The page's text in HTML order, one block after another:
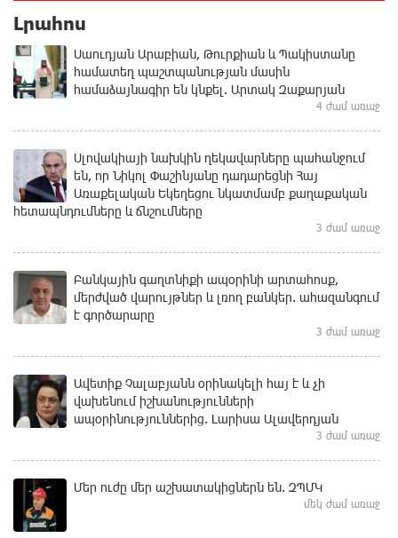
Լրահոս
Սաուդյան Արաբիան, Թուրքիան և Պակիստանը
համատեղ պաշտպանության մասին
համաձայնագիր են կնքել. Արտակ Զաքարյան
4 ժամ առաջ
Սլովակիայի նախկին ղեկավարները պահանջում
են, որ Նիկոլ Փաշինյանը դադարեցնի Հայ
Առաքելական Եկեղեցու նկատմամբ քաղաքական
հետապնդումները և ճնշումները
3 ժամ առաջ
Բանկային գաղտնիքի ապօրինի արտահոսք,
մերժված վարույթներ և լռող բանկեր. ահազանգում
է գործարարը
3 ժամ առաջ
Ավետիք Չալաբյանն օրինակելի հայ է և չի
վախենում իշխանությունների
ապօրինություններից. Լարիսա Ալավերդյան
3 ժամ առաջ
Մեր ուժը մեր աշխատակիցներն են. ԶՊՄԿ
մեկ ժամ առաջ